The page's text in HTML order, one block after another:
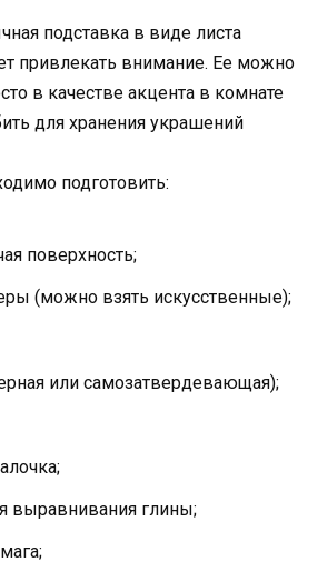
подставка в виде листа
привлекать внимание. Ее можно
в качестве акцента в комнате
для хранения украшений
подготовить:
поверхность;
(можно взять искусственные);
или самозатвердевающая);
выравнивания глины;